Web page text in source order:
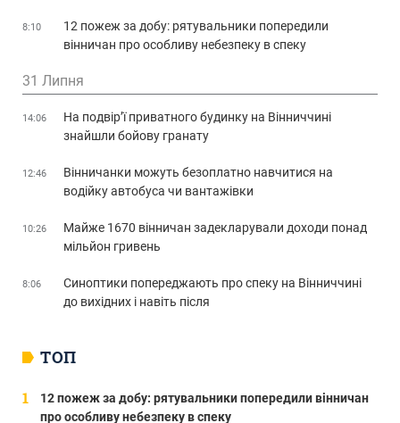
ТОП
12 пожеж за добу: рятувальники попередили вінничан
про особливу небезпеку в спеку
8:10
12 пожеж за добу: рятувальники попередили
вінничан про особливу небезпеку в спеку
31 Липня
14:06
На подвір’ї приватного будинку на Вінниччині
знайшли бойову гранату
12:46
Вінничанки можуть безоплатно навчитися на
водійку автобуса чи вантажівки
10:26
Майже 1670 вінничан задекларували доходи понад
мільйон гривень
8:06
Синоптики попереджають про спеку на Вінниччині
до вихідних і навіть після